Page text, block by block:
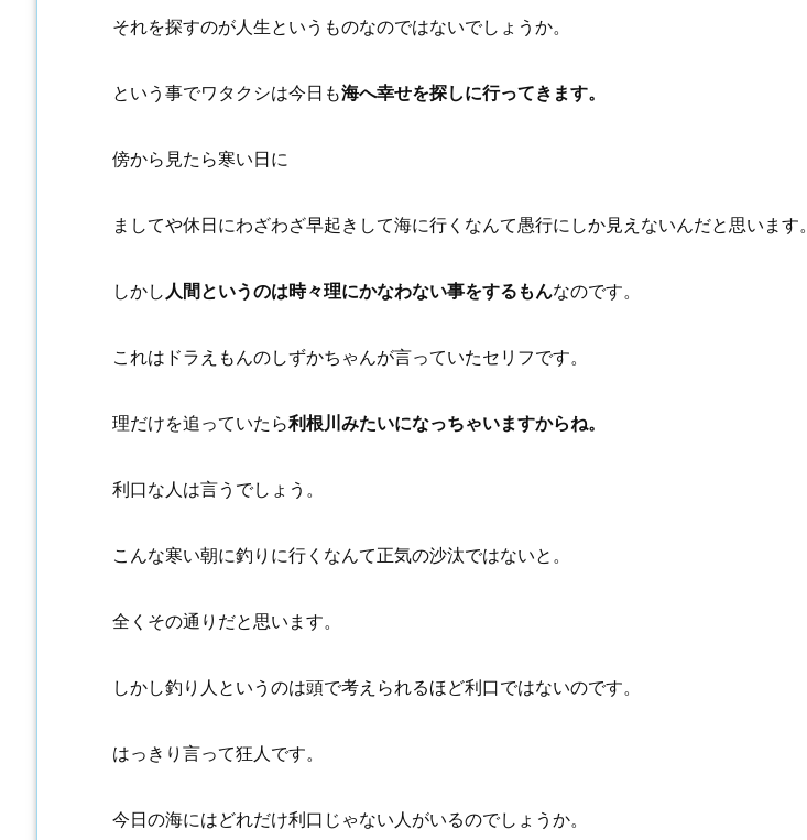
それを探すのが人生というものなのではないでしょうか。
という事でワタクシは今日も海へ幸せを探しに行ってきます。
傍から見たら寒い日に
ましてや休日にわざわざ早起きして海に行くなんて愚行にしか見えないんだと思います。
しかし 人間というのは時々理にかなわない事をするもんなのです。
これはドラえもんのしずかちゃんが言っていたセリフです。
理だけを追っていたら利根川みたいになっちゃいますからね。
利口な人は言うでしょう。
こんな寒い朝に釣りに行くなんて正気の沙汰ではないと。
全くその通りだと思います。
しかし釣り人というのは頭で考えられるほど利口ではないのです。
はっきり言って狂人です。
今日の海にはどれだけ利口じゃない人がいるのでしょうか。